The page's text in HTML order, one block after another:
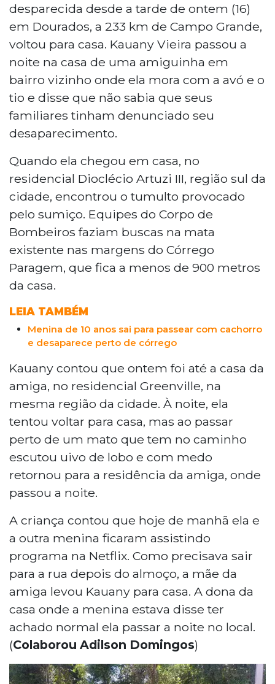
desparecida desde a tarde de ontem (16)
em Dourados, a 233 km de Campo Grande,
voltou para casa. Kauany Vieira passou a
noite na casa de uma amiguinha em
bairro vizinho onde ela mora com a avó e o
tio e disse que não sabia que seus
familiares tinham denunciado seu
desaparecimento.
Quando ela chegou em casa, no
residencial Dioclécio Artuzi III, região sul da
cidade, encontrou o tumulto provocado
pelo sumiço. Equipes do Corpo de
Bombeiros faziam buscas na mata
existente nas margens do Córrego
Paragem, que fica a menos de 900 metros
da casa.
LEIA TAMBÉM
Menina de 10 anos sai para passear com cachorro
e desaparece perto de córrego
Kauany contou que ontem foi até a casa da
amiga, no residencial Greenville, na
mesma região da cidade. À noite, ela
tentou voltar para casa, mas ao passar
perto de um mato que tem no caminho
escutou uivo de lobo e com medo
retornou para a residência da amiga, onde
passou a noite.
A criança contou que hoje de manhã ela e
a outra menina ficaram assistindo
programa na Netflix. Como precisava sair
para a rua depois do almoço, a mãe da
amiga levou Kauany para casa. A dona da
casa onde a menina estava disse ter
achado normal ela passar a noite no local.
(Colaborou Adilson Domingos)